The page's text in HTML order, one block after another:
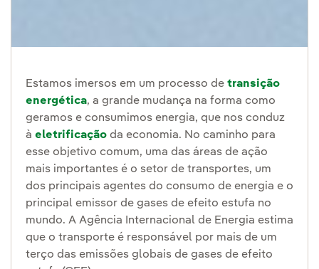
Estamos imersos em um processo de transição
energética, a grande mudança na forma como
geramos e consumimos energia, que nos conduz
à eletrificação da economia. No caminho para
esse objetivo comum, uma das áreas de ação
mais importantes é o setor de transportes, um
dos principais agentes do consumo de energia e o
principal emissor de gases de efeito estufa no
mundo. A Agência Internacional de Energia estima
que o transporte é responsável por mais de um
terço das emissões globais de gases de efeito